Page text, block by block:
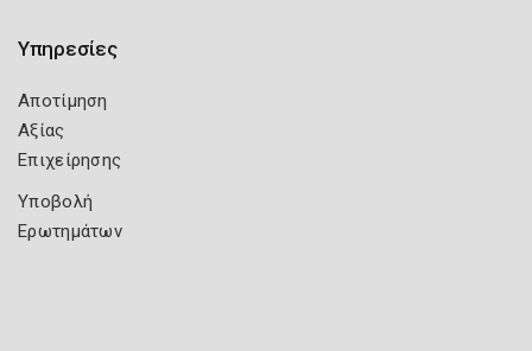
Υπηρεσίες
Αποτίμηση
Αξίας
Επιχείρησης
Υποβολή
Ερωτημάτων